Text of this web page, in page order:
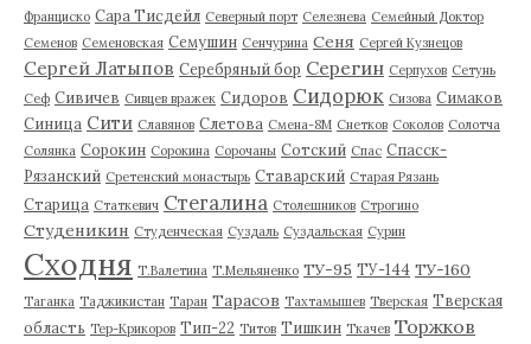
Франциско Сара Тисдейл Северный порт Селезнева Семейный Доктор
Семенов Семеновская Семушин Сенчурина Сеня Сергей Кузнецов
Сергей Латыпов Серебряный бор Серегин Серпухов Сетунь
Сеф Сивичев Сивцев вражек Сидоров Сидорюк Сизова Симаков
Синица Сити Славянов Слетова Смена-8М Снетков Соколов Солотча
Солянка Сорокин Сорокина Сорочаны Сотский Спас Спасск-
Рязанский Сретенский монастырь Ставарский Старая Рязань
Старица Статкевич Стегалина Столешников Строгино
Студеникин Студенческая Суздаль Суздальская Сурин
Сходня Т.Валетина Т.Мельяненко ТУ-95 ТУ-144 ТУ-160
Таганка Таджикистан Таран Тарасов Тахтамышев Тверская Тверская
область Тер-Крикоров Тип-22 Титов Тишкин Ткачев Торжков